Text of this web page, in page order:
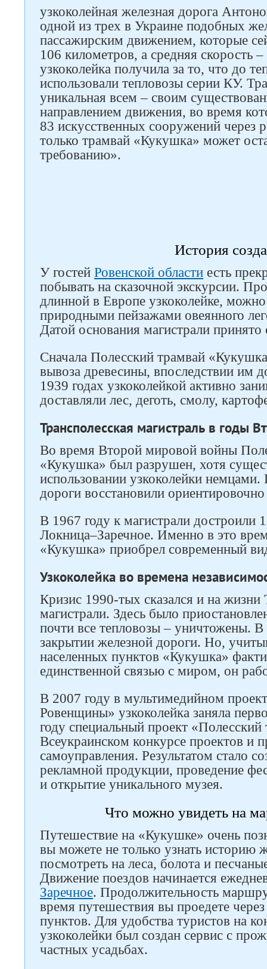
узкоколейная железная дорога
одной из трех в Украине подобных
пассажирским движением, которые
106 километров, а средняя скорость
узкоколейка получила за то, что до
использовали тепловозы серии КУ.
уникальная всем – своим
направлением движения, во время
83 искусственных сооружений через
только трамвай «Кукушка» может
требованию».
История
У гостей Ровенской области есть
побывать на сказочной экскурсии.
длинной в Европе узкоколейке,
природными пейзажами овеянного
Датой основания магистрали принято
Сначала Полесский трамвай
вывоза древесины, впоследствии им
1939 годах узкоколейкой активно
доставляли лес, деготь, смолу,
Трансполесская магистраль в годы
Во время Второй мировой войны
«Кукушка» был разрушен, хотя
использовании узкоколейки
дороги восстановили
В 1967 году к магистрали достроили
Локница–Заречное. Именно в это
«Кукушка» приобрел современный
Узкоколейка во времена
Кризис 1990-тых сказался и на жизни
магистрали. Здесь было
почти все тепловозы – уничтожены. В
закрытии железной дороги. Но,
населенных пунктов «Кукушка»
единственной связью с миром, он
В 2007 году в мультимедийном
Ровенщины» узкоколейка заняла
году специальный проект
Всеукраинском конкурсе проектов и
самоуправления. Результатом стало
рекламной продукции, проведение
и открытие уникального музея.
Что можно увидеть на
Путешествие на «Кукушке» очень
вы можете не только узнать историю
посмотреть на леса, болота и
Движение поездов начинается
Заречное. Продолжительность
время путешествия вы проедете
пунктов. Для удобства туристов на
узкоколейки был создан сервис с
частных усадьбах.
Следите за нами в соцсетях